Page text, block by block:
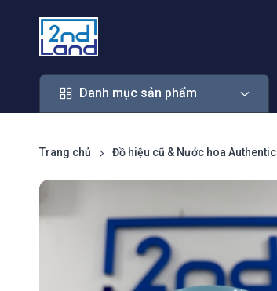
Danh mục sản phẩm
Danh mục sản phẩm
Trang chủ Đồ hiệu cũ & Nước hoa Authentic